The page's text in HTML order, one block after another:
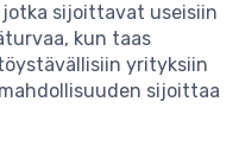
sijoittavat useisiin
kun taas
yrityksiin
sijoittaa